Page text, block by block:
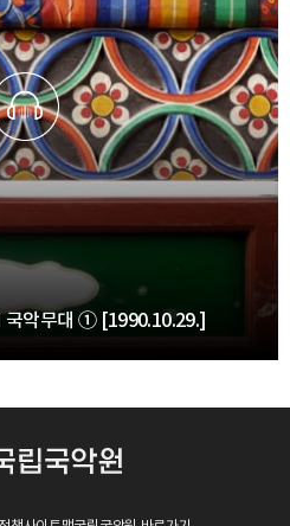
국악무대 ① [1990.10.29.]